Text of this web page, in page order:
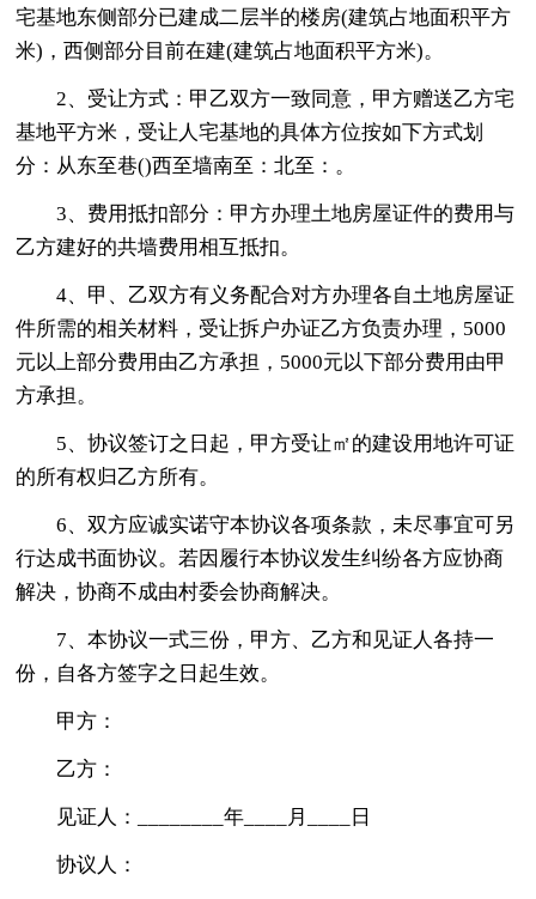
宅基地东侧部分已建成二层半的楼房(建筑占地面积平方
米)，西侧部分目前在建(建筑占地面积平方米)。
2、受让方式：甲乙双方一致同意，甲方赠送乙方宅
基地平方米，受让人宅基地的具体方位按如下方式划
分：从东至巷()西至墙南至：北至：。
3、费用抵扣部分：甲方办理土地房屋证件的费用与
乙方建好的共墙费用相互抵扣。
4、甲、乙双方有义务配合对方办理各自土地房屋证
件所需的相关材料，受让拆户办证乙方负责办理，5000
元以上部分费用由乙方承担，5000元以下部分费用由甲
方承担。
5、协议签订之日起，甲方受让㎡的建设用地许可证
的所有权归乙方所有。
6、双方应诚实诺守本协议各项条款，未尽事宜可另
行达成书面协议。若因履行本协议发生纠纷各方应协商
解决，协商不成由村委会协商解决。
7、本协议一式三份，甲方、乙方和见证人各持一
份，自各方签字之日起生效。
甲方：
乙方：
见证人：________年____月____日
协议人：